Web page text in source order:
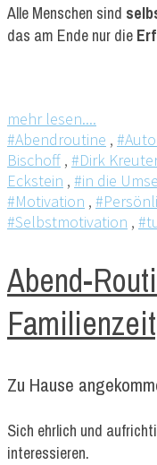
Alle Menschen sind
das am Ende nur die
mehr lesen....
#Abendroutine ,
Bischoff , #Dirk
Eckstein , #in die
#Motivation ,
#Selbstmotivation ,
Abend-
Zu Hause
Sich ehrlich und
interessieren.